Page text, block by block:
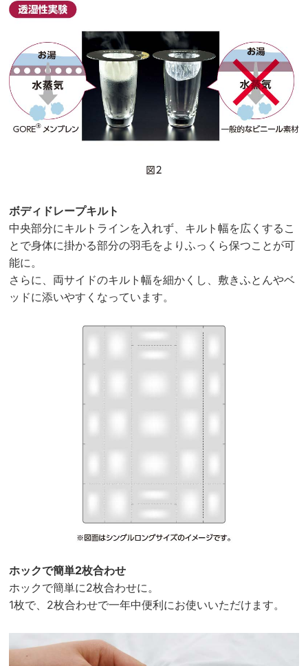
ボディドレープキルト
中央部分にキルトラインを入れず、キルト幅を広くするこ
とで身体に掛かる部分の羽毛をよりふっくら保つことが可
能に。
さらに、両サイドのキルト幅を細かくし、敷きふとんやベ
ッドに添いやすくなっています。
ホックで簡単2枚合わせ
ホックで簡単に2枚合わせに。
1枚で、2枚合わせで一年中便利にお使いいただけます。